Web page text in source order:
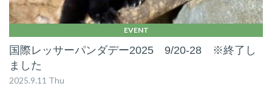
EVENT
国際レッサーパンダデー2025 9/20-28 ※終了し
ました
2025.9.11 Thu